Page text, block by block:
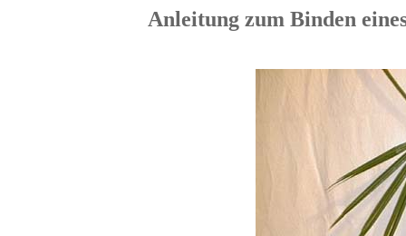
Anleitung zum Binden